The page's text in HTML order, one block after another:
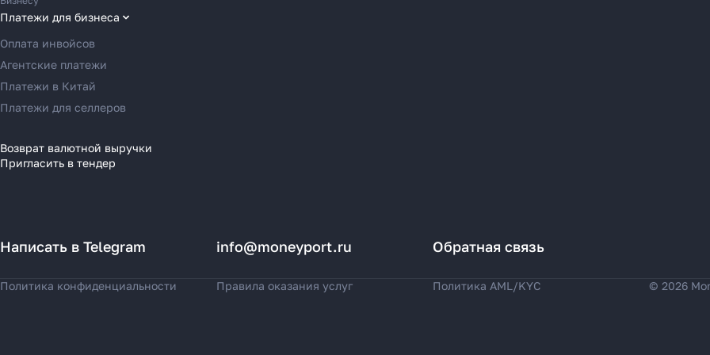
Переводы в Грецию
Переводы в Германию
Переводы в Ирландию
Переводы в Испанию
Переводы в Италию
Переводы в Латвию
Переводы в Литву
Переводы в Польшу
Переводы в Румынию
Платежи для бизнеса
Оплата инвойсов
Агентские платежи
Платежи в Китай
Платежи для селлеров
Возврат валютной выручки
Пригласить в тендер
Написать в Telegram info@moneyport.ru Обратная связь
Политика конфиденциальности Правила оказания услуг Политика AML/KYC © 2026